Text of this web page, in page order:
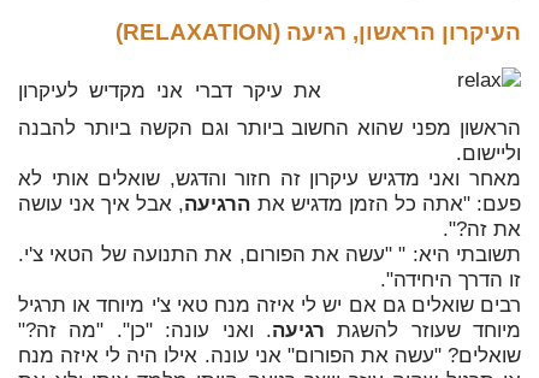
העיקרון הראשון, רגיעה (RELAXATION
)
את עיקר דברי אני מקדיש לעיקרון
הראשון מפני שהוא החשוב ביותר וגם הקשה ביותר להבנה
וליישום.
מאחר ואני מדגיש עיקרון זה חזור והדגש, שואלים אותי לא
פעם: "אתה כל הזמן מדגיש את הרגיעה, אבל איך אני עושה
את זה?".
תשובתי היא: " "עשה את הפורום, את התנועה של הטאי צ'י.
זו הדרך היחידה".
רבים שואלים גם אם יש לי איזה מנח טאי צ'י מיוחד או תרגיל
מיוחד שעוזר להשגת רגיעה. ואני עונה: "כן". "מה זה?"
שואלים? "עשה את הפורום" אני עונה. אילו היה לי איזה מנח